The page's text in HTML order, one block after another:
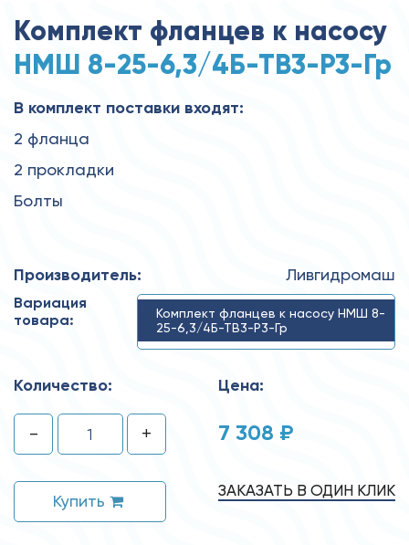
Комплект фланцев к насосу
НМШ 8-25-6,3/4Б-ТВ3-Р3-Гр
В комплект поставки входят:
2 фланца
2 прокладки
Болты
Производитель: Ливгидромаш
Вариация
товара:
Комплект фланцев к насосу НМШ 8-
25-6,3/4Б-ТВ3-Р3-Гр
Количество:
- +
Купить
Цена:
7 308 ₽
ЗАКАЗАТЬ В ОДИН КЛИК